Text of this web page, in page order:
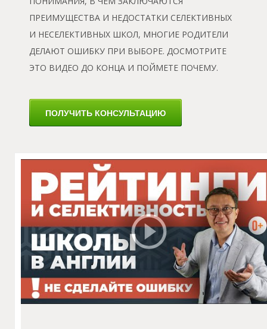
У
ПРЕИМУЩЕСТВА И НЕДОСТАТКИ СЕЛЕКТИВНЫХ
И НЕСЕЛЕКТИВНЫХ ШКОЛ, МНОГИЕ РОДИТЕЛИ
ДЕЛАЮТ ОШИБКУ ПРИ ВЫБОРЕ. ДОСМОТРИТЕ
ЭТО ВИДЕО ДО КОНЦА И ПОЙМЕТЕ ПОЧЕМУ.
ПОЛУЧИТЬ КОНСУЛЬТАЦИЮ